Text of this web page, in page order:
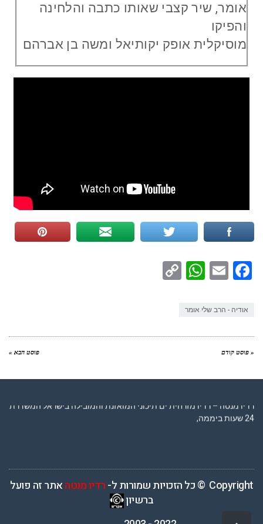
אומר, שיר קצבי שאותו כתבה והלחינה
והפיקו
מוסיקלית אופק יקותיאל ומשה בן אברהם
Facebook
Email
WhatsApp
אודיה - הרב שלי אומר
« פוסט קודם פוסט הבא »
24 שעות ביממה,
Copyright © כל הזכויות שמורות ל- רדיו מנטהאתר זה פועל
ברשיון